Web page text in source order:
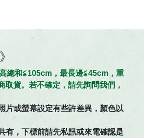
總和≦105cm，最長邊≦45cm，重
取貨。若不確定，請先詢問我們，
片或螢幕設定有些許差異，顏色以
有，下標前請先私訊或來電確認是